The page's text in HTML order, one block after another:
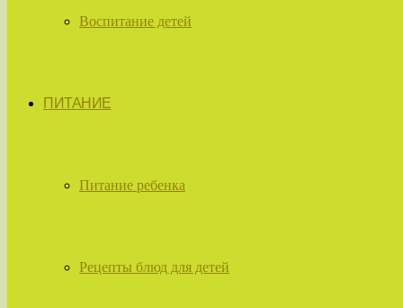
Воспитание детей
ПИТАНИЕ
Питание ребенка
Рецепты блюд для детей